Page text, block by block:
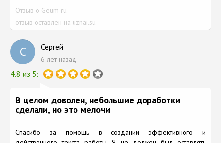
Отзыв о Geum ru
отзыв оставлен на uznai.su
С Сергей
6 лет назад
4.8 из 5:
В целом доволен, небольшие доработки
сделали, но это мелочи
Спасибо за помощь в создании эффективного и